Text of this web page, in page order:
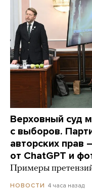
Верховный суд
с выборов.
авторских прав
от ChatGPT и
Примеры
НОВОСТИ 4 часа назад